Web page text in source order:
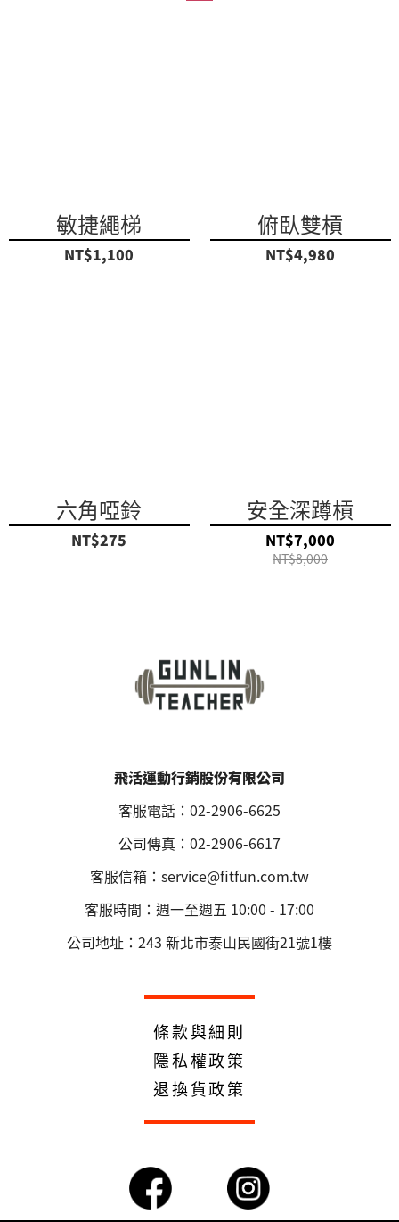
敏捷繩梯
NT$1,100
俯臥雙槓
NT$4,980
六角啞鈴
NT$275
安全深蹲槓
NT$7,000
NT$8,000
飛活運動行銷股份有限公司
客服電話：02-2906-6625
公司傳真：02-2906-6617
客服信箱：service@fitfun.com.tw
客服時間：週一至週五 10:00 - 17:00
公司地址：243 新北市泰山民國街21號1樓
條款與細則
隱私權政策
退換貨政策